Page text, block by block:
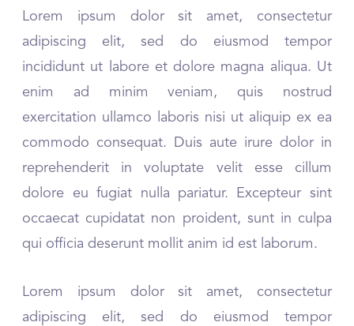
Lorem ipsum dolor sit amet, consectetur
adipiscing elit, sed do eiusmod tempor
incididunt ut labore et dolore magna aliqua. Ut
enim ad minim veniam, quis nostrud
exercitation ullamco laboris nisi ut aliquip ex ea
commodo consequat. Duis aute irure dolor in
reprehenderit in voluptate velit esse cillum
dolore eu fugiat nulla pariatur. Excepteur sint
occaecat cupidatat non proident, sunt in culpa
qui officia deserunt mollit anim id est laborum.
Lorem ipsum dolor sit amet, consectetur
adipiscing elit, sed do eiusmod tempor